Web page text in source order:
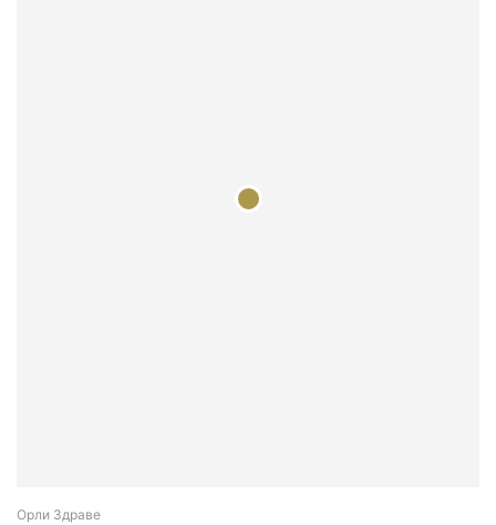
Орли Здраве